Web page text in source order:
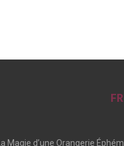
La Magie d’une Orangerie